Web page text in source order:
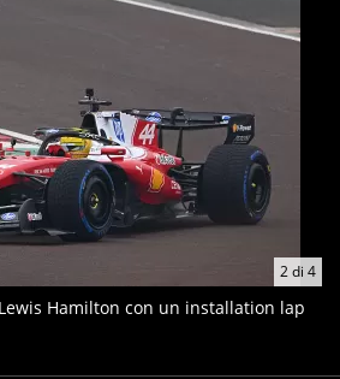
2di 4
Hamilton con un installation lap